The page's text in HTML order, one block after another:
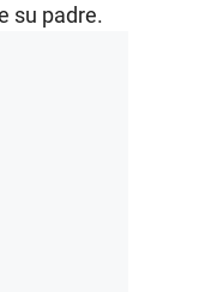
su padre.